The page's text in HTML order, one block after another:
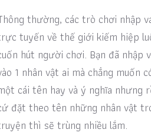
thường, các trò chơi nhập
tuyến về thế giới kiếm hiệp
hút người chơi. Bạn đã nhập
1 nhân vật ai mà chẳng muốn
cái tên hay và ý nghĩa nhưng
đặt theo tên những nhân vật
thì sẽ trùng nhiều lắm.